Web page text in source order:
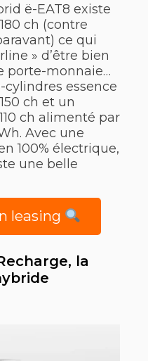
ë-EAT8 existe
ch (contre
ce qui
» d’être bien
porte-monnaie…
essence
ch et un
ch alimenté par
Avec une
100% électrique,
une belle
leasing
la